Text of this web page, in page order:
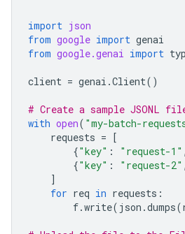
import json
from google import genai
from google.genai import
client = genai .Client()
# Create a sample JSONL
with open( "my-batch-
requests = [
{"key" : "request-1" ,
{"key" : "request-2" ,
]
for req in requests :
f.write( json .dumps(